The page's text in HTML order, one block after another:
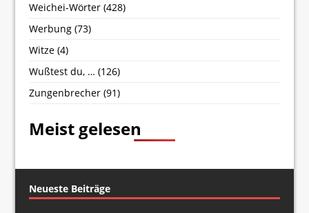
Weichei-Wörter (428)
Werbung (73)
Witze (4)
Wußtest du, … (126)
Zungenbrecher (91)
Meist gelesen
Neueste Beiträge